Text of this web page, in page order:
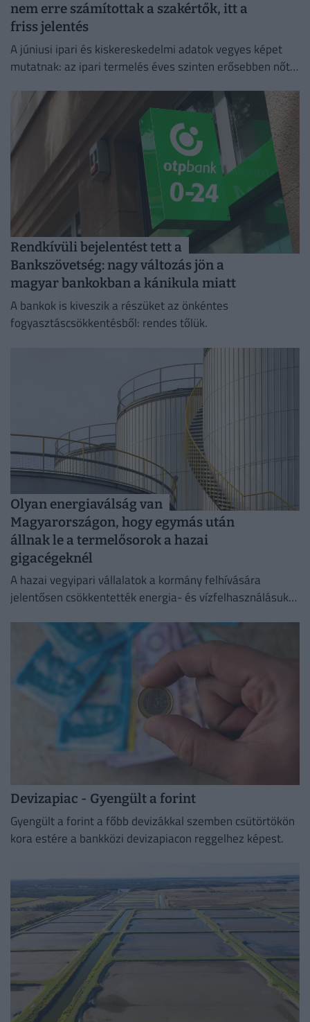
nem erre számítottak a szakértők, itt a
friss jelentés
A júniusi ipari és kiskereskedelmi adatok vegyes képet
mutatnak: az ipari termelés éves szinten erősebben nőtt
Rendkívüli bejelentést tett a
Bankszövetség: nagy változás jön a
magyar bankokban a kánikula miatt
A bankok is kiveszik a részüket az önkéntes
fogyasztáscsökkentésből: rendes tőlük.
Olyan energiaválság van
Magyarországon, hogy egymás után
állnak le a termelősorok a hazai
gigacégeknél
A hazai vegyipari vállalatok a kormány felhívására
jelentősen csökkentették energia- és vízfelhasználásukat
Devizapiac - Gyengült a forint
Gyengült a forint a főbb devizákkal szemben csütörtökön
kora estére a bankközi devizapiacon reggelhez képest.